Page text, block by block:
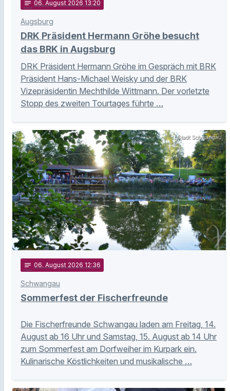
notes 06. August 2026 13:20
Augsburg
DRK Präsident Hermann Gröhe besucht
das BRK in Augsburg
DRK Präsident Hermann Gröhe im Gespräch mit BRK
Präsident Hans-Michael Weisky und der BRK
Vizepräsidentin Mechthilde Wittmann. Der vorletzte
Stopp des zweiten Tourtages führte …
Stadt Schwangau
notes 06. August 2026 12:36
Schwangau
Sommerfest der Fischerfreunde
Die Fischerfreunde Schwangau laden am Freitag, 14.
August ab 16 Uhr und Samstag, 15. August ab 14 Uhr
zum Sommerfest am Dorfweiher im Kurpark ein.
Kulinarische Köstlichkeiten und musikalische …